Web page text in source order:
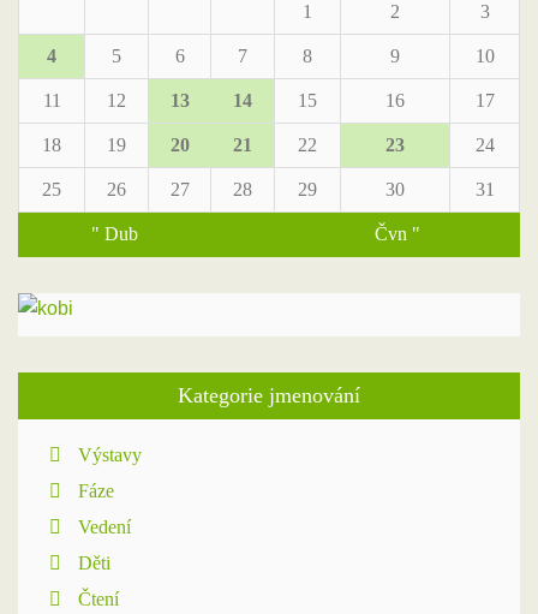
1 2 3
4 5 6 7 8 9 10
11 12 13 14 15 16 17
18 19 20 21 22 23 24
25 26 27 28 29 30 31
" Dub Čvn "
Kategorie jmenování
Výstavy
Fáze
Vedení
Děti
Čtení